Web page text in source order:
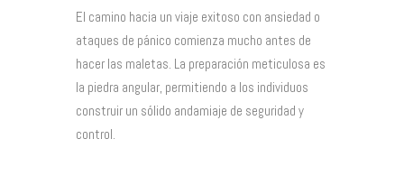
El camino hacia un viaje exitoso con ansiedad o
ataques de pánico comienza mucho antes de
hacer las maletas. La preparación meticulosa es
la piedra angular, permitiendo a los individuos
construir un sólido andamiaje de seguridad y
control.